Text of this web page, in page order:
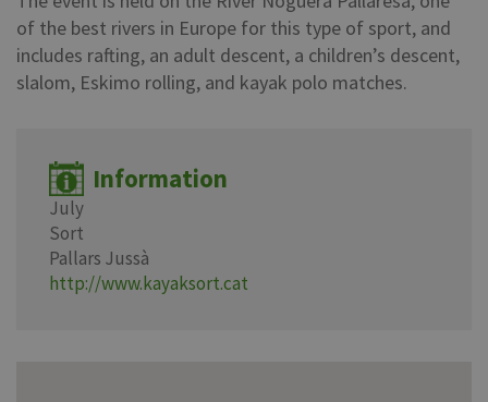
of the best rivers in Europe for this type of sport, and
includes rafting, an adult descent, a children’s descent,
slalom, Eskimo rolling, and kayak polo matches.
Information
July
Sort
Pallars Jussà
http://www.kayaksort.cat